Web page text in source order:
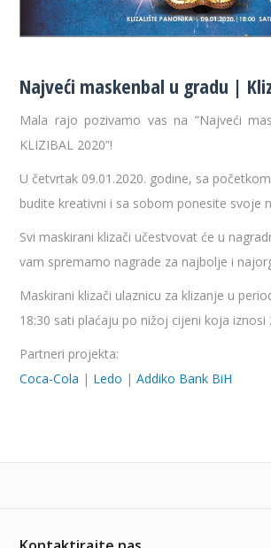
Najveći maskenbal u gradu |
Mala rajo pozivamo vas na ”Najveći
KLIZIBAL 2020”!
U četvrtak 09.01.2020. godine, sa
budite kreativni i sa sobom ponesite svoje
Svi maskirani klizači učestvovat će u
vam spremamo nagrade za najbolje i
Maskirani klizači ulaznicu za klizanje u
18:30 sati plaćaju po nižoj cijeni koja iznosi
Partneri projekta:
Coca-Cola | Ledo |Addiko Bank BiH